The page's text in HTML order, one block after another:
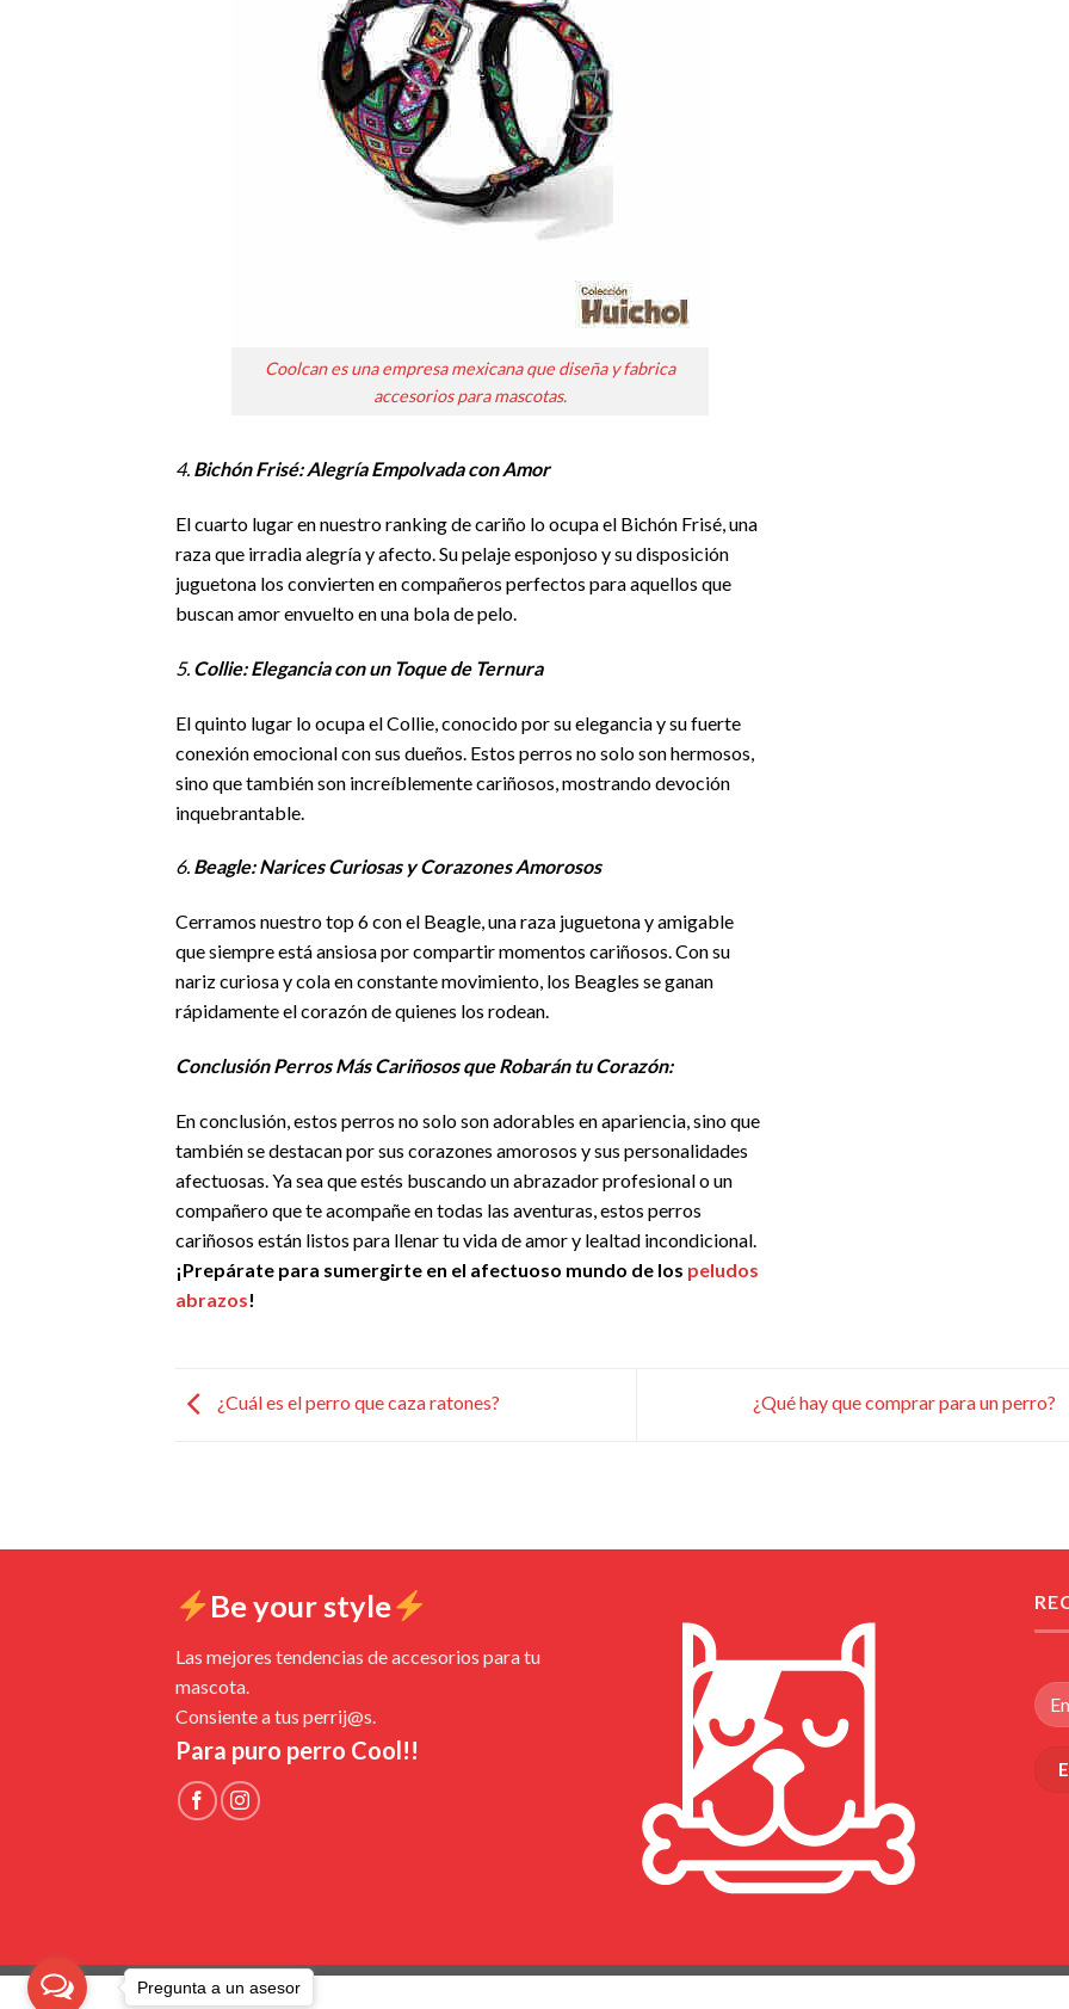
Coolcan es una empresa mexicana que diseña y fabrica
accesorios para mascotas.
4. Bichón Frisé: Alegría Empolvada con Amor
El cuarto lugar en nuestro ranking de cariño lo ocupa el Bichón Frisé, una
raza que irradia alegría y afecto. Su pelaje esponjoso y su disposición
juguetona los convierten en compañeros perfectos para aquellos que
buscan amor envuelto en una bola de pelo.
5. Collie: Elegancia con un Toque de Ternura
El quinto lugar lo ocupa el Collie, conocido por su elegancia y su fuerte
conexión emocional con sus dueños. Estos perros no solo son hermosos,
sino que también son increíblemente cariñosos, mostrando devoción
inquebrantable.
6. Beagle: Narices Curiosas y Corazones Amorosos
Cerramos nuestro top 6 con el Beagle, una raza juguetona y amigable
que siempre está ansiosa por compartir momentos cariñosos. Con su
nariz curiosa y cola en constante movimiento, los Beagles se ganan
rápidamente el corazón de quienes los rodean.
Conclusión Perros Más Cariñosos que Robarán tu Corazón:
En conclusión, estos perros no solo son adorables en apariencia, sino que
también se destacan por sus corazones amorosos y sus personalidades
afectuosas. Ya sea que estés buscando un abrazador profesional o un
compañero que te acompañe en todas las aventuras, estos perros
cariñosos están listos para llenar tu vida de amor y lealtad incondicional.
¡Prepárate para sumergirte en el afectuoso mundo de los peludos
abrazos!
¿Cuál es el perro que caza ratones? ¿Qué hay que comprar para un perro?
Be your style
Las mejores tendencias de accesorios para tu
mascota.
Consiente a tus perrij@s.
Para puro perro Cool!!
POLÍTICAS DE ENVÍO CAMBIOS Y DEVOLUCIONES
Pregunta a un asesor